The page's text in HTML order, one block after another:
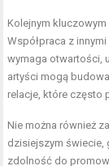
Kolejnym
Współpraca z
wymaga otwartości,
artyści mogą
relacje, które często
Nie można również
dzisiejszym świecie,
zdolność do